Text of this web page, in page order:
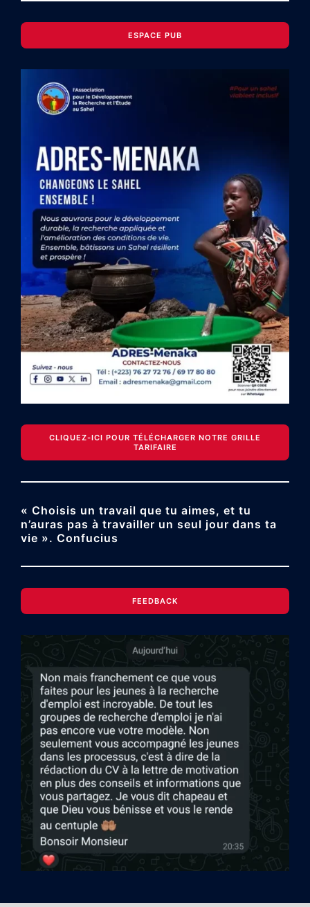
ESPACE PUB
CLIQUEZ-ICI POUR TÉLÉCHARGER NOTRE GRILLE
TARIFAIRE
« Choisis un travail que tu aimes, et tu
n’auras pas à travailler un seul jour dans ta
vie ». Confucius
FEEDBACK